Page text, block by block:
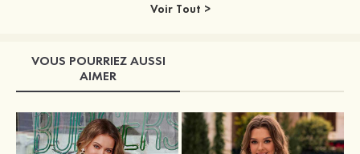
Voir Tout >
VOUS POURRIEZ AUSSI
AIMER